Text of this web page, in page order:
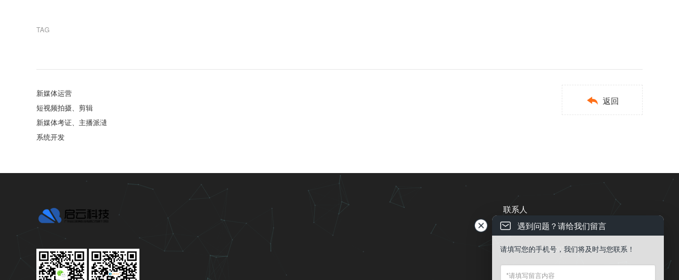
TAG
新媒体运营
短视频拍摄、剪辑
新媒体考证、主播派瀢
系统开发
 返回
联系人
 电话 ： 13543837996
 QQ：53582077
 EMail ： public@gdqy.ltd
遇到问题？请给我们留言
请填写您的手机号，我们将及时与您联系！